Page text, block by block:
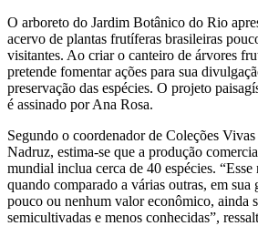
O arboreto do Jardim Botânico do Rio
acervo de plantas frutíferas brasileiras
visitantes. Ao criar o canteiro de árvores
pretende fomentar ações para sua
preservação das espécies. O projeto
é assinado por Ana Rosa.
Segundo o coordenador de Coleções
Nadruz, estima-se que a produção
mundial inclua cerca de 40 espécies.
quando comparado a várias outras, em sua
pouco ou nenhum valor econômico, ainda
semicultivadas e menos conhecidas”,